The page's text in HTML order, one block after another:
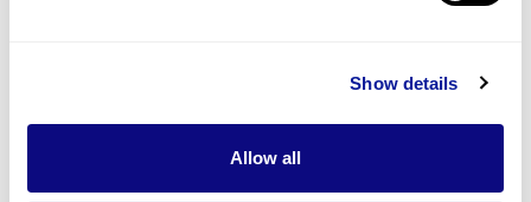
Show details
Allow all
쓰리빌리언은 유전자 진단에 필요한 여러 기술의 개발과 도입에 힘쓰고 있습니
더 정확한 변이 해석과 높은 진단율을 위한 쓰리빌리언의 기술에 대해 알아보